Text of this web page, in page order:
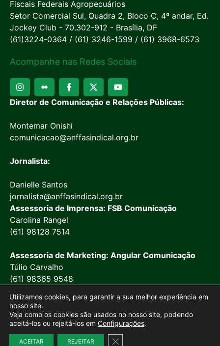
Fiscais Federais Agropecuários
Setor Comercial Sul, Quadra 2, Bloco C, 4º andar, Ed.
Jockey Club - 70.302-912 - Brasília, DF
(61)3224-0364 / (61) 3246-1599 / (61) 3968-6573
Acompanhe nas Redes Sociais
Diretor de Comunicação e Relações Públicas:
Montemar Onishi
comunicacao@anffasindical.org.br
Jornalista:
Danielle Santos
jornalista@anffasindical.org.br
Assessoria de Imprensa: FSB Comunicação
Carolina Rangel
(61) 98128 7514
Assessoria de Marketing: Angular Comunicação
Túlio Carvalho
(61) 98365 9548
Site desenvolvido porMarketing Objetivo
Utilizamos cookies, para garantir a sua melhor experiência em
nosso site.
Veja como os cookies são usados no nosso site, podendo
aceitá-los ou rejeitá-los em Configurações.
ACEITAR REJEITAR Close GDPR Cookie Banner